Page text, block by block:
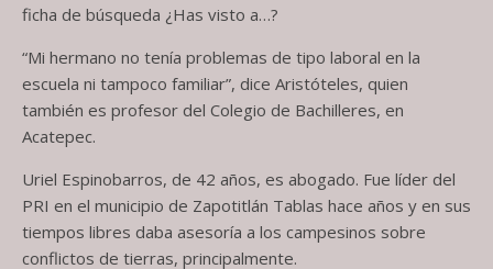
ficha de búsqueda ¿Has visto a…?
“Mi hermano no tenía problemas de tipo laboral en la
escuela ni tampoco familiar”, dice Aristóteles, quien
también es profesor del Colegio de Bachilleres, en
Acatepec.
Uriel Espinobarros, de 42 años, es abogado. Fue líder del
PRI en el municipio de Zapotitlán Tablas hace años y en sus
tiempos libres daba asesoría a los campesinos sobre
conflictos de tierras, principalmente.